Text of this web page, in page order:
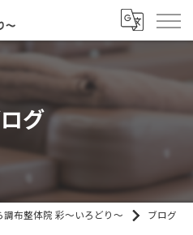
グ
調布整体院 彩～いろどり～ ブログ